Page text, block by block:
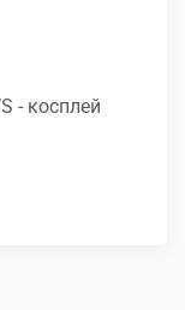
- косплей